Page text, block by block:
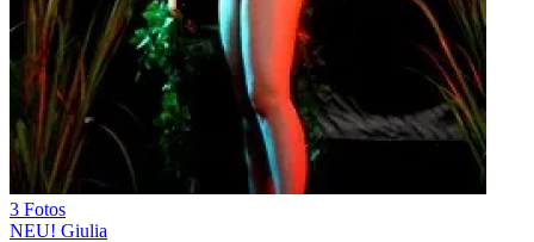
3 Fotos
NEU! Giulia